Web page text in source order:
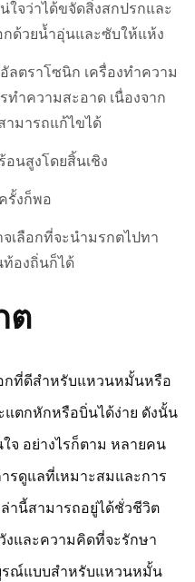
ใจว่าได้ขจัดสิ่งสกปรกและ
ด้วยน้ำอุ่นและซับให้แห้ง
ลตราโซนิก เครื่องทำความ
ำความสะอาด เนื่องจาก
ามารถแก้ไขได้
อนสูงโดยสิ้นเชิง
รั้งก็พอ
เลือกที่จะนำมรกตไปทา
ท้องถิ่นก็ได้
ต
กที่ดีสำหรับแหวนหมั้นหรือ
ตกหักหรือบิ่นได้ง่าย ดังนั้น
จ อย่างไรก็ตาม หลายคน
รดูแลที่เหมาะสมและการ
านี้สามารถอยู่ได้ชั่วชีวิต
และความคิดที่จะรักษา
ณ์แบบสำหรับแหวนหมั้น